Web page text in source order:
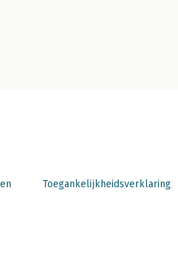
Toegankelijkheidsverklaring